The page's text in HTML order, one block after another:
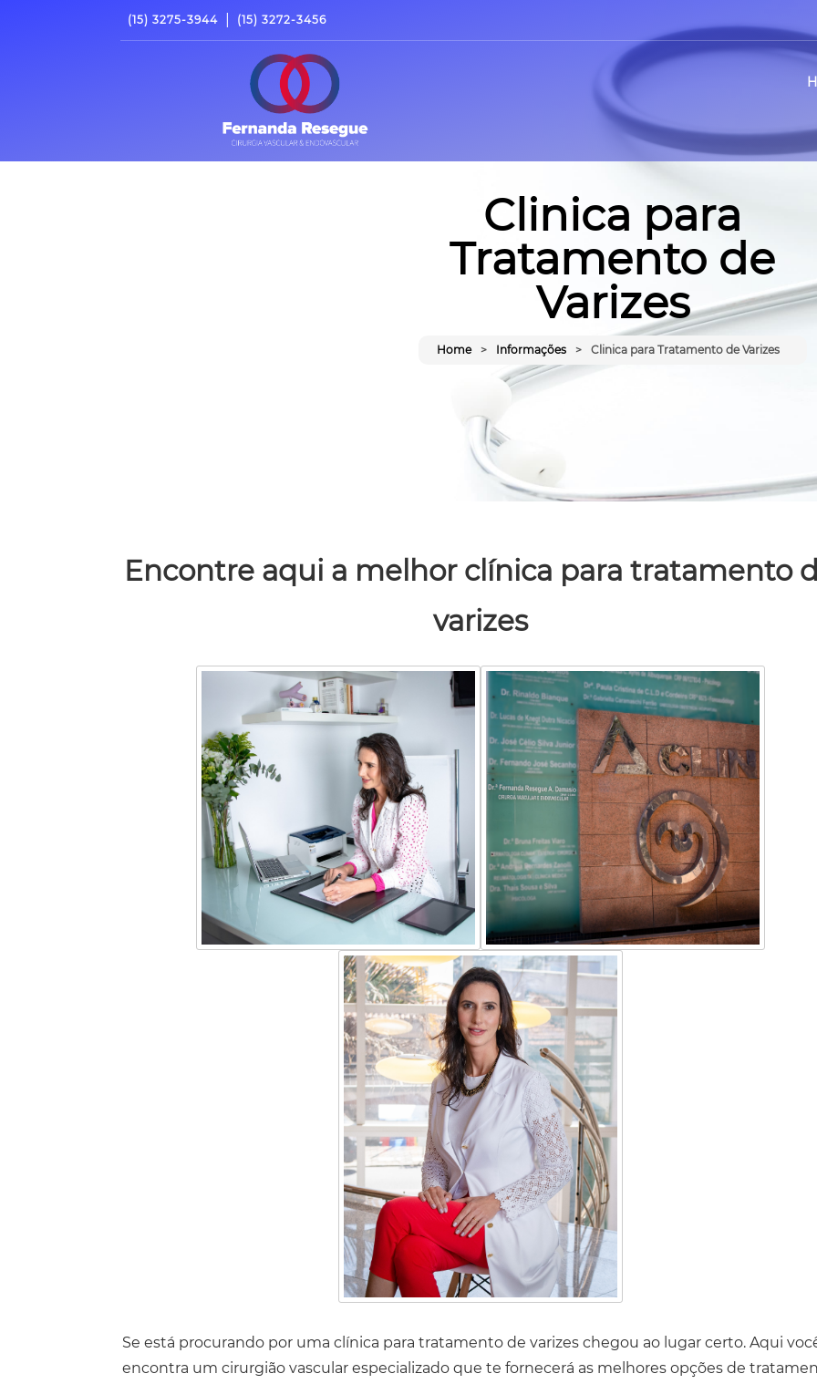
(15) 3275-3944 (15) 3272-3456
Clinica para
Tratamento de
Varizes
Home Informações Clinica para Tratamento de Varizes
Encontre aqui a melhor clínica para tratamento
varizes
Se está procurando por uma clínica para tratamento de varizes chegou ao lugar certo. Aqui
encontra um cirurgião vascular especializado que te fornecerá as melhores opções de